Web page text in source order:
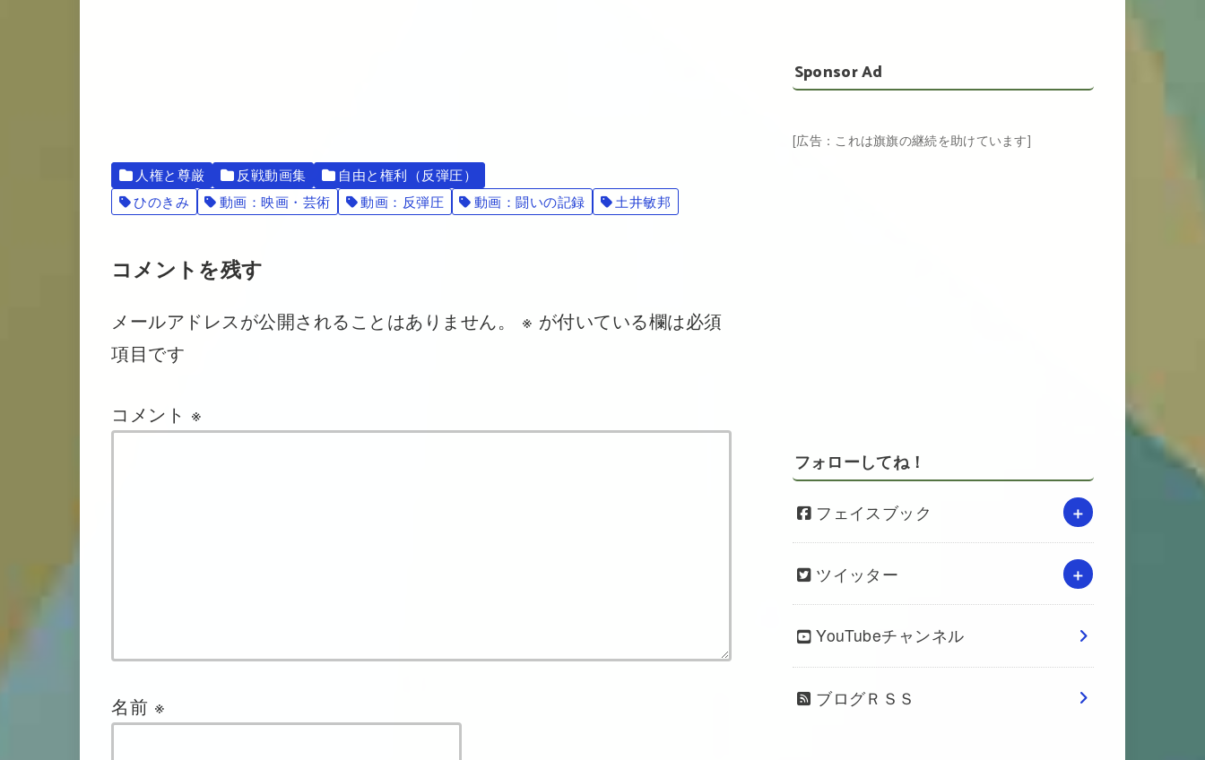
人権と尊厳 反戦動画集
自由と権利（反弾圧）
ひのきみ
動画：映画・芸術 動画：反弾圧 動画：闘いの記録 土井敏邦
コメントを残す
メールアドレスが公開されることはありません。 ※ が付いている欄は必須
項目です
コメント ※
名前 ※
Sponsor Ad
[広告：これは旗旗の継続を助けています]
フォローしてね！
フェイスブック
ツイッター
YouTubeチャンネル
ブログＲＳＳ